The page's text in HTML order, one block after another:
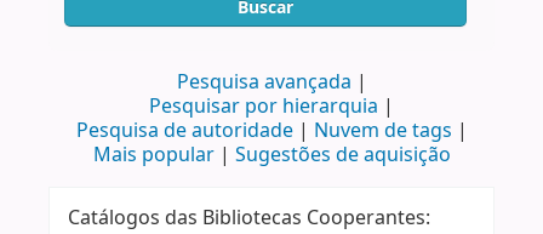
Buscar
Pesquisa avançada
Pesquisar por hierarquia
Pesquisa de autoridade
Nuvem de tags
Mais popular
Sugestões de aquisição
Catálogos das Bibliotecas Cooperantes: